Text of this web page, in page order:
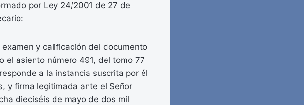
por Ley 24/2001 de 27 de
y calificación del documento
el asiento número 491, del tomo 77
a la instancia suscrita por él
y firma legitimada ante el Señor
dieciséis de mayo de dos mil